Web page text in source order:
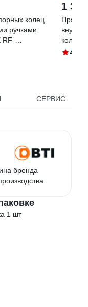
колец
ручками
RF-
1
колец
Berger
4.7
СЕРВИС
бренда
1 шт